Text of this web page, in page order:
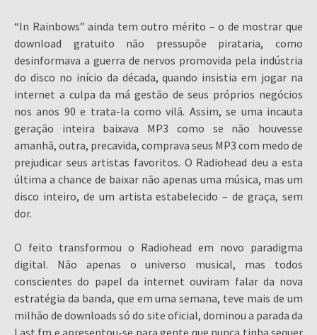
“In Rainbows” ainda tem outro mérito – o de mostrar que
download gratuito não pressupõe pirataria, como
desinformava a guerra de nervos promovida pela indústria
do disco no início da década, quando insistia em jogar na
internet a culpa da má gestão de seus próprios negócios
nos anos 90 e trata-la como vilã. Assim, se uma incauta
geração inteira baixava MP3 como se não houvesse
amanhã, outra, precavida, comprava seus MP3 com medo de
prejudicar seus artistas favoritos. O Radiohead deu a esta
última a chance de baixar não apenas uma música, mas um
disco inteiro, de um artista estabelecido – de graça, sem
dor.
O feito transformou o Radiohead em novo paradigma
digital. Não apenas o universo musical, mas todos
conscientes do papel da internet ouviram falar da nova
estratégia da banda, que em uma semana, teve mais de um
milhão de downloads só do site oficial, dominou a parada da
Last.fm e apresentou-se para gente que nunca tinha sequer